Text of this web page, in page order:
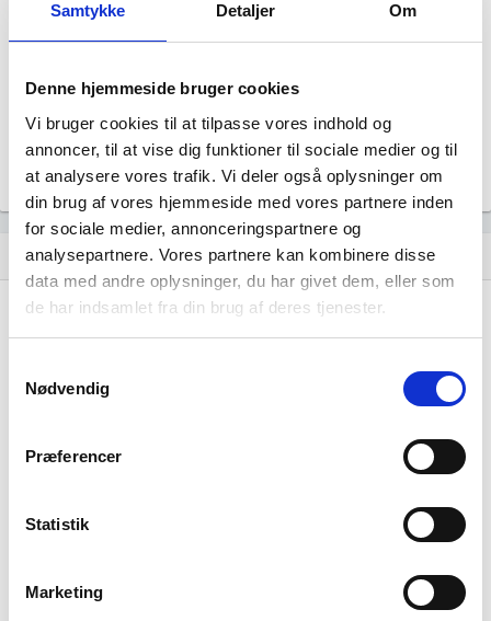
Samtykke Detaljer Om
Denne hjemmeside bruger cookies
Vi bruger cookies til at tilpasse vores indhold og
annoncer, til at vise dig funktioner til sociale medier og til
at analysere vores trafik. Vi deler også oplysninger om
din brug af vores hjemmeside med vores partnere inden
for sociale medier, annonceringspartnere og
analysepartnere. Vores partnere kan kombinere disse
data med andre oplysninger, du har givet dem, eller som
de har indsamlet fra din brug af deres tjenester.
Nødvendig
Præferencer
Statistik
Marketing
Status
Uoplyst
Tegningsregel
Uoplyst
show_chart Udvikling i antal ansatte
Tj Teknik har ikke haft nogen beskæftigelse
endnu. Vi kan derfor ikke generere figuren